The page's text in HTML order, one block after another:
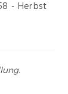
- Herbst